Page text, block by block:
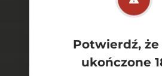
Potwierdź, że
ukończone
bezpieczne
płatności online